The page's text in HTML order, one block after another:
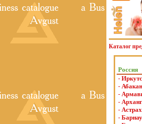
Каталог
Россия
-
- Абакан
-
-
-
-